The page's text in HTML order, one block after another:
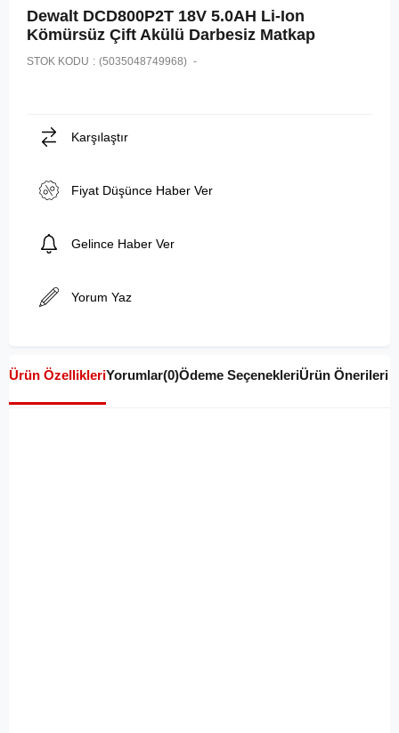
Dewalt DCD800P2T 18V 5.0AH Li-Ion
Kömürsüz Çift Akülü Darbesiz Matkap
STOK KODU (5035048749968)
Karşılaştır
Fiyat Düşünce Haber Ver
Gelince Haber Ver
Yorum Yaz
Ürün ÖzellikleriYorumlar(0)Ödeme SeçenekleriÜrün Önerileri